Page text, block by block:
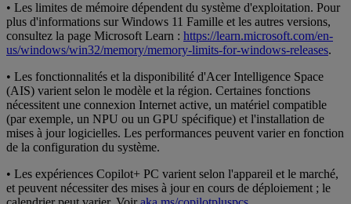
• Les limites de mémoire dépendent du système d'exploitation. Pour
plus d'informations sur Windows 11 Famille et les autres versions,
consultez la page Microsoft Learn : https://learn.microsoft.com/en-
us/windows/win32/memory/memory-limits-for-windows-releases.
• Les fonctionnalités et la disponibilité d'Acer Intelligence Space
(AIS) varient selon le modèle et la région. Certaines fonctions
nécessitent une connexion Internet active, un matériel compatible
(par exemple, un NPU ou un GPU spécifique) et l'installation de
mises à jour logicielles. Les performances peuvent varier en fonction
de la configuration du système.
• Les expériences Copilot+ PC varient selon l'appareil et le marché,
et peuvent nécessiter des mises à jour en cours de déploiement ; le